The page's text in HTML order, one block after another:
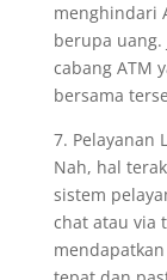
menghindari
berupa
cabang ATM
bersama
7. Pelayanan
Nah, hal
sistem
chat atau via